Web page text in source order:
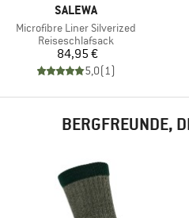
MARKE
SALEWA
Artikel
Microfibre Liner Silverized
Produktgruppe
Reiseschlafsack
Preis
84,95 €
5,0(1)
BERGFREUNDE,